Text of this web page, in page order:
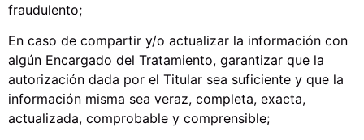
fraudulento;
En caso de compartir y/o actualizar la información con
algún Encargado del Tratamiento, garantizar que la
autorización dada por el Titular sea suficiente y que la
información misma sea veraz, completa, exacta,
actualizada, comprobable y comprensible;